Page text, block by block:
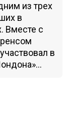
из трех
в
Вместе с
в